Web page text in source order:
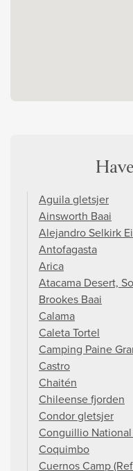
Aguila gletsjer
Ainsworth Baai
Alejandro Selkirk
Antofagasta
Arica
Atacama Desert,
Brookes Baai
Calama
Caleta Tortel
Camping Paine
Castro
Chaitén
Chileense fjorden
Condor gletsjer
Conguillio National
Coquimbo
Cuernos Camp